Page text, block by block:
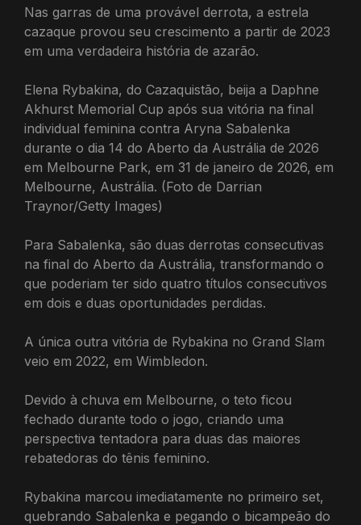
Nas garras de uma provável derrota, a estrela
cazaque provou seu crescimento a partir de 2023
em uma verdadeira história de azarão.
Elena Rybakina, do Cazaquistão, beija a Daphne
Akhurst Memorial Cup após sua vitória na final
individual feminina contra Aryna Sabalenka
durante o dia 14 do Aberto da Austrália de 2026
em Melbourne Park, em 31 de janeiro de 2026, em
Melbourne, Austrália. (Foto de Darrian
Traynor/Getty Images)
Para Sabalenka, são duas derrotas consecutivas
na final do Aberto da Austrália, transformando o
que poderiam ter sido quatro títulos consecutivos
em dois e duas oportunidades perdidas.
A única outra vitória de Rybakina no Grand Slam
veio em 2022, em Wimbledon.
Devido à chuva em Melbourne, o teto ficou
fechado durante todo o jogo, criando uma
perspectiva tentadora para duas das maiores
rebatedoras do tênis feminino.
Rybakina marcou imediatamente no primeiro set,
quebrando Sabalenka e pegando o bicampeão do